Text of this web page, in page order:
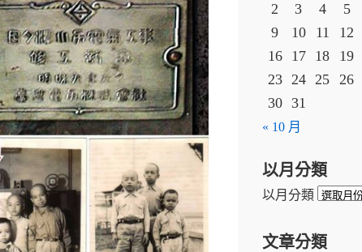
2
3 4 5
9
10 11 12
16
17 18 19
23 24 25 26
30 31
« 10 月
以月分類
以月分類
文章分類